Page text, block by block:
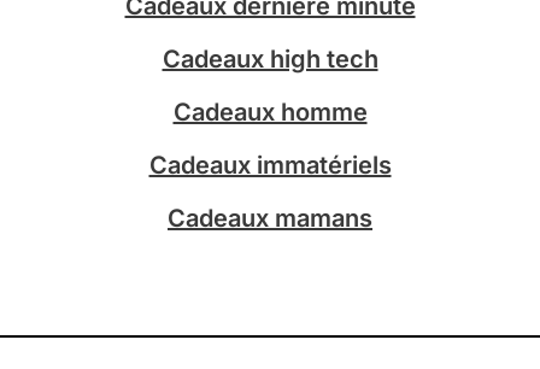
r
a
m
Cadeaux dernière minute
Cadeaux high tech
Cadeaux homme
Cadeaux immatériels
Cadeaux mamans